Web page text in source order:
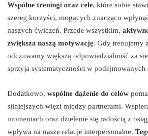
Wspólne treningi oraz cele, które sobie
szereg korzyści, mogących znacząco
naszych ćwiczeń. Przede wszystkim,
zwiększa naszą motywację. Gdy trenujemy
odczuwamy większą odpowiedzialność za
sprzyja systematyczności w podejmowanych
Dodatkowo, wspólne dążenie do celów
silniejszych więzi między partnerami.
momentach oraz dzielenie się radością z
wpływa na nasze relacje interpersonalne.